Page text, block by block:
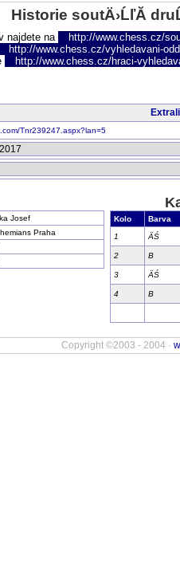
Historie soutÄ›ĹľĂ­
najdete na
http://www.chess.cz/
http://www.chess.cz/vyhledavani-
http://www.chess.cz/hraci-
Tnr239247.aspx?lan=5
Josef
Praha
Kolo
Barva
1
ÄŚ
2 B
3 ÄŚ
4 B
Copyright ©2003 - 2004 ·